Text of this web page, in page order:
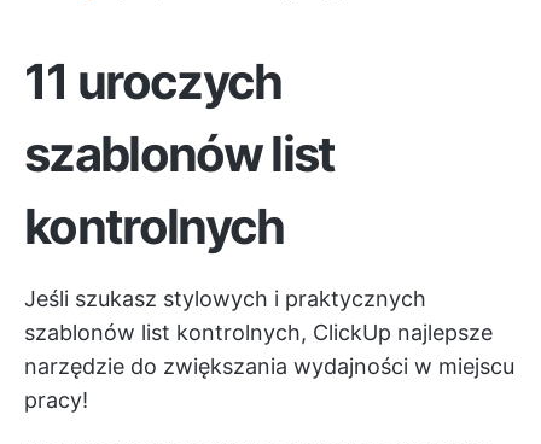
11 uroczych
szablonów list
kontrolnych
Jeśli szukasz stylowych i praktycznych
szablonów list kontrolnych, ClickUp najlepsze
narzędzie do zwiększania wydajności w miejscu
pracy!